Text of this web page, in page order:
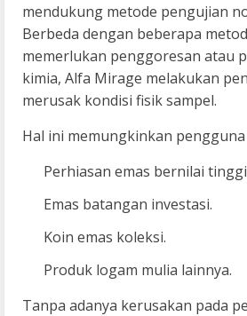
mendukung metode pengujian
Berbeda dengan beberapa
memerlukan penggoresan atau
kimia, Alfa Mirage melakukan
merusak kondisi fisik sampel.
Hal ini memungkinkan
Perhiasan emas bernilai
Emas batangan investasi.
Koin emas koleksi.
Produk logam mulia lainnya.
Tanpa adanya kerusakan pada